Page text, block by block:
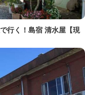
行く！島宿 清水屋【現